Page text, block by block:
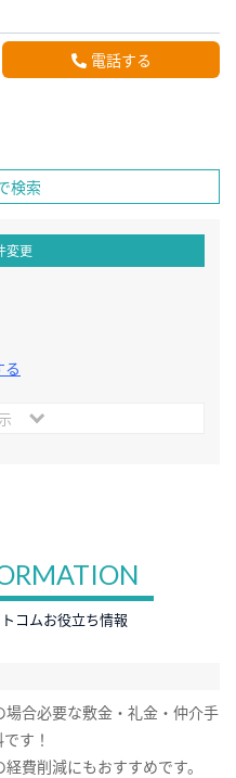
電話する
検索
変更
コムお役立ち情報
場合必要な敷金・礼金・仲介手
す！
費削減にもおすすめです。